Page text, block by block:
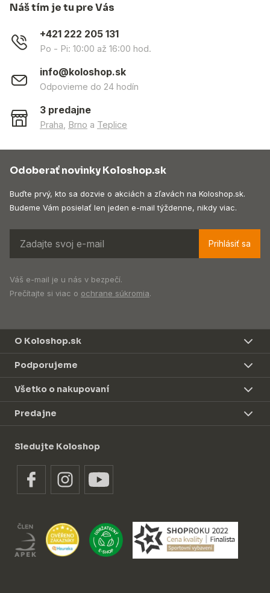
Náš tím je tu pre Vás
+421 222 205 131
Po - Pi: 10:00 až 16:00 hod.
info@koloshop.sk
Odpovieme do 24 hodín
3 predajne
Praha Brno a Teplice
Odoberať novinky Koloshop.sk
Buďte prvý, kto sa dozvie o akciách a zľavách na Koloshop.sk.
Budeme Vám posielať len jeden e-mail týždenne, nikdy viac.
Prihlásiť sa
Váš e-mail je u nás v bezpečí.
Prečítajte si viac o ochrane súkromia.
O Koloshop.sk
Podporujeme
Všetko o nakupovaní
Predajne
Sledujte Koloshop